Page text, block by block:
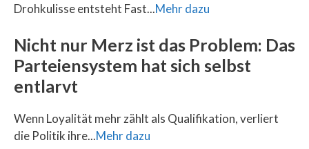
Drohkulisse entsteht Fast...Mehr dazu
Nicht nur Merz ist das Problem: Das
Parteiensystem hat sich selbst
entlarvt
Wenn Loyalität mehr zählt als Qualifikation, verliert
die Politik ihre...Mehr dazu